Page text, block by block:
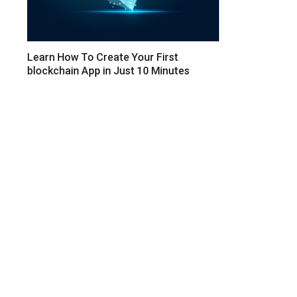
Learn How To Create Your First
blockchain App in Just 10 Minutes